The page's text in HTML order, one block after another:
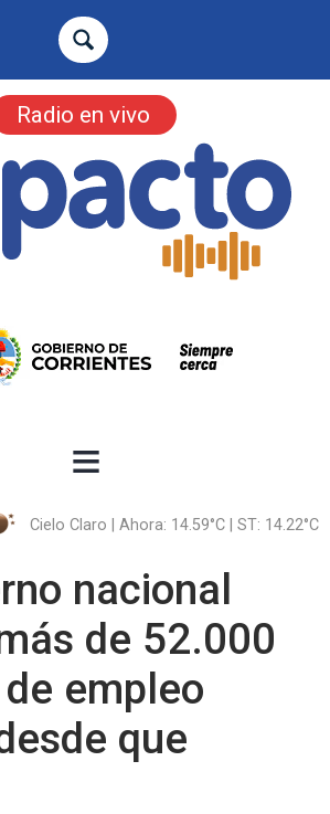
Radio en vivo
Cielo Claro | Ahora: 14.59°C | ST: 14.22°C
nacional
de 52.000
empleo
que